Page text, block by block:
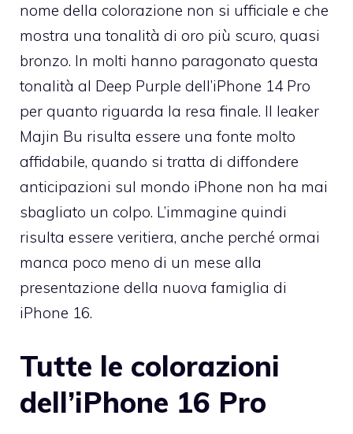
nome della colorazione non si ufficiale e che
mostra una tonalità di oro più scuro, quasi
bronzo. In molti hanno paragonato questa
tonalità al Deep Purple dell’iPhone 14 Pro
per quanto riguarda la resa finale. Il leaker
Majin Bu risulta essere una fonte molto
affidabile, quando si tratta di diffondere
anticipazioni sul mondo iPhone non ha mai
sbagliato un colpo. L’immagine quindi
risulta essere veritiera, anche perché ormai
manca poco meno di un mese alla
presentazione della nuova famiglia di
iPhone 16.
Tutte le colorazioni
dell’iPhone 16 Pro